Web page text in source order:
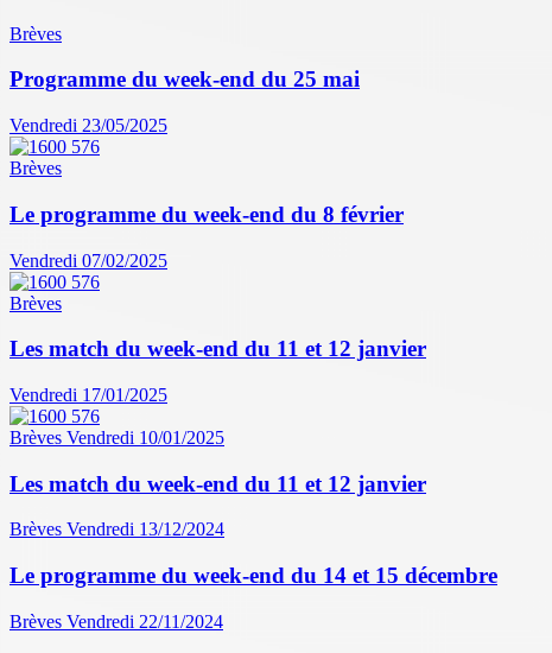
Brèves
Programme du week-end du 25 mai
Vendredi 23/05/2025
Brèves
Le programme du week-end du 8 février
Vendredi 07/02/2025
Brèves
Les match du week-end du 11 et 12 janvier
Vendredi 17/01/2025
Brèves Vendredi 10/01/2025
Les match du week-end du 11 et 12 janvier
Brèves Vendredi 13/12/2024
Le programme du week-end du 14 et 15 décembre
Brèves Vendredi 22/11/2024